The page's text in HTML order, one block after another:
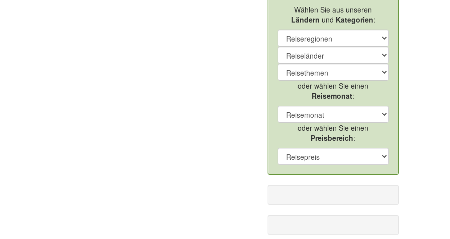
Wählen Sie aus unseren
Ländern und Kategorien:
oder wählen Sie einen
Reisemonat:
oder wählen Sie einen
Preisbereich: